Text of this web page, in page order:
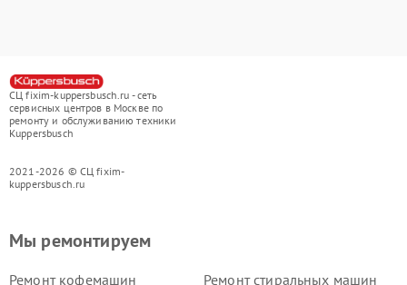
СЦ fixim-kuppersbusch.ru - сеть
сервисных центров в Москве по
ремонту и обслуживанию техники
Kuppersbusch
2021-2026 © СЦ fixim-
kuppersbusch.ru
Мы ремонтируем
Ремонт кофемашин
Ремонт стиральных машин